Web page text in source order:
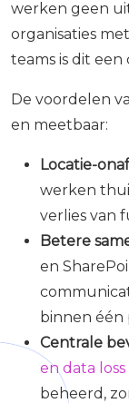
werken geen
organisaties
teams is dit
De voordelen
en meetbaar:
Locatie-
werken
verlies van
Betere
en
binnen één
Centrale
en data
beheerd,